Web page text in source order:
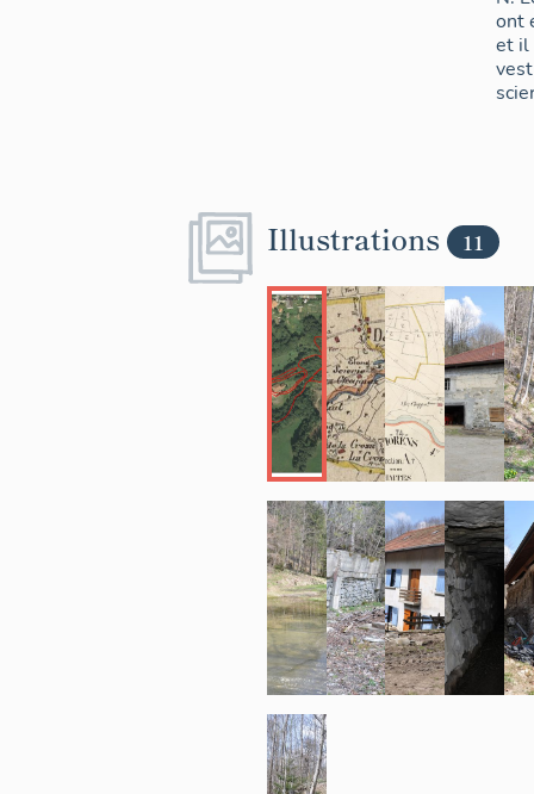
ont
et il
Illustrations 11